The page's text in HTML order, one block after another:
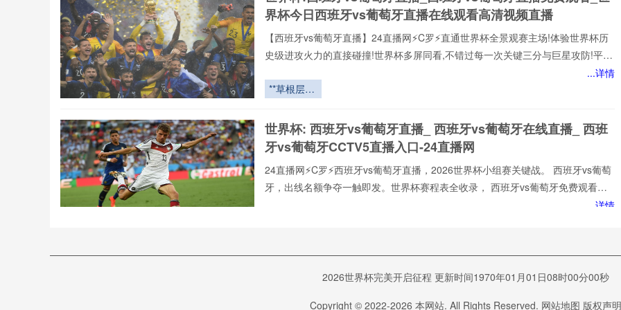
赛生存法则
界杯今日西班牙vs葡萄牙直播在线观看高清视频直播
【西班牙vs葡萄牙直播】24直播网⚡️C罗⚡️直通世界杯全景观赛主场!体验世界杯历
史级进攻火力的直接碰撞!世界杯多屏同看,不错过每一次关键三分与巨星攻防!平台
全年呈现世界杯经典快来24直播网，一起感受西班牙vs葡萄牙精彩比赛吧！西班
牙vs葡萄牙世界,尽在掌握!我们倾力打造的一站式西班牙vs葡萄牙直播平台,为您网
罗全球重要西班牙vs葡萄牙赛事,包括英超、西班牙vs葡萄牙等多项热门联赛。所
直播网专注顶级西班牙vs葡萄牙赛事直播
...详情
**草根层微
世界杯球员
瞬时抓地性
控机理研究
**
世界杯: 西班牙vs葡萄牙直播_ 西班牙vs葡萄牙在线直播_ 西班
牙vs葡萄牙CCTV5直播入口-24直播网
24直播网⚡️C罗⚡️西班牙vs葡萄牙直播，2026世界杯小组赛关键战。 西班牙vs葡萄
牙，出线名额争夺一触即发。世界杯赛程表全收录， 西班牙vs葡萄牙免费观看不
用24直播网不花钱。1080P高清流畅，中文解说陪你到终场。实时更新积分榜、射
...详情
西班牙vs葡萄牙直播_世界杯西班牙vs葡萄牙比赛直播高清入口
_西班牙vs葡萄牙预测分析直播
⚡️C罗⚡️2026美加墨世界杯1/8决赛西班牙vs葡萄牙专属在线观赛入口开放，西班牙
2026世界杯完美开启征程 更新时间1970年01月01日08时00分00秒
Copyright © 2022-2026 本网站. All Rights Reserved. 网站地图 版权声明